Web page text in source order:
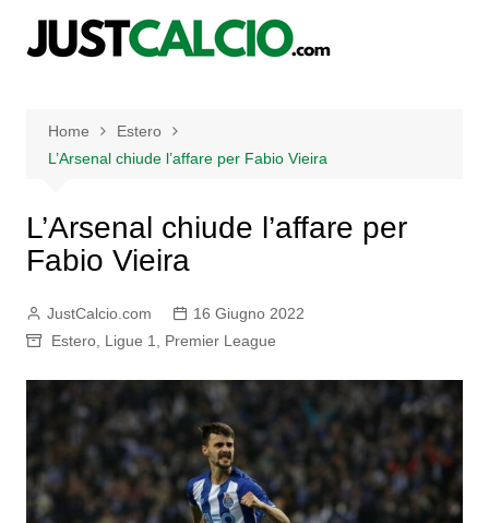
Home
Estero
L’Arsenal chiude l’affare per Fabio Vieira
L’Arsenal chiude l’affare per
Fabio Vieira
JustCalcio.com
16 Giugno 2022
Estero, Ligue 1 Premier League